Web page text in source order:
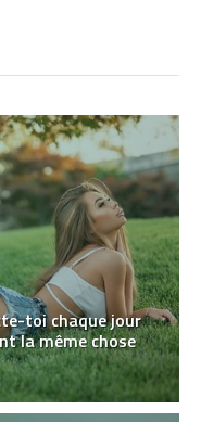
toi chaque jour
la même chose